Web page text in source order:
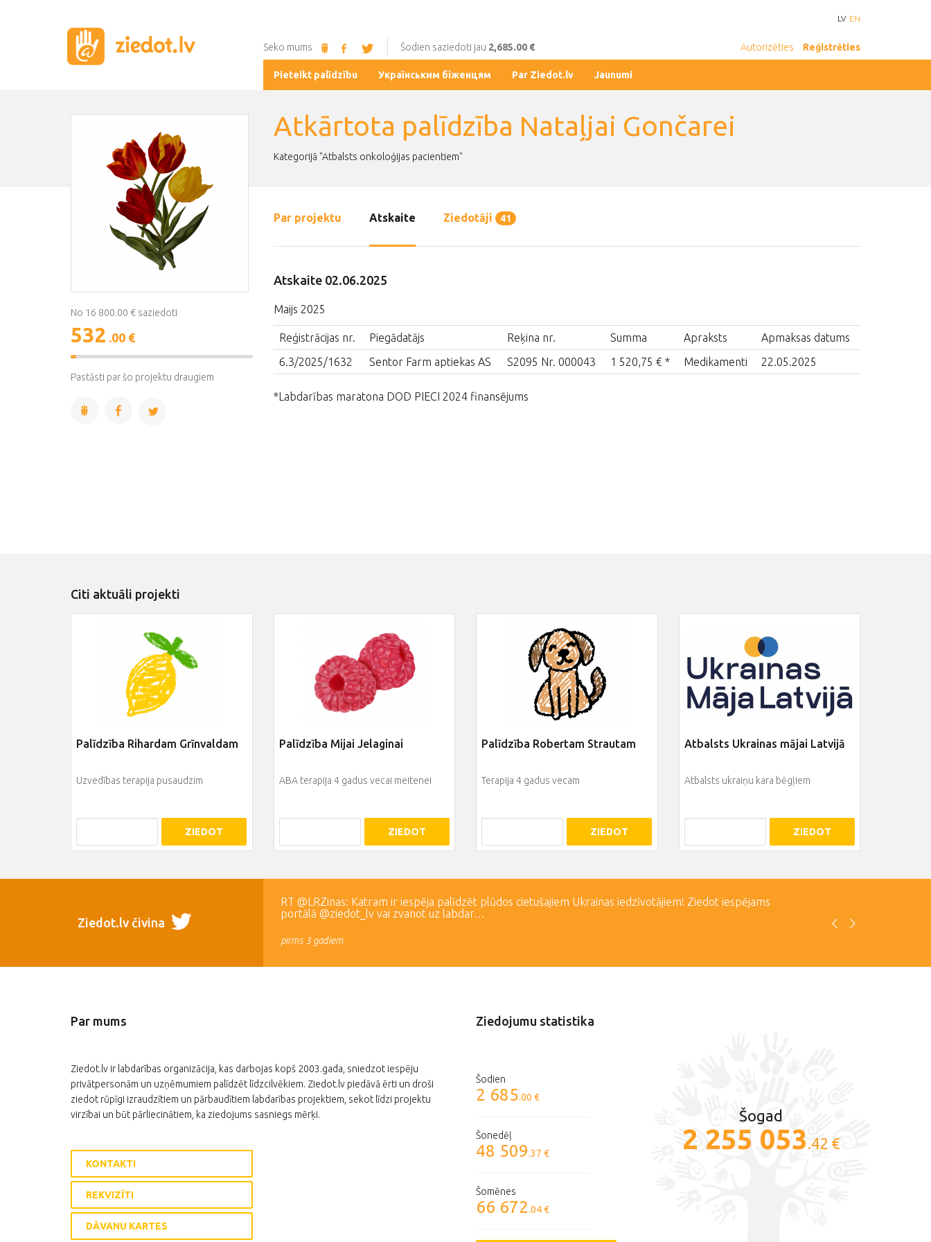
LV EN
Seko mums Šodien saziedoti jau 2,685.00 € Autorizēties Reģistrēties
Pieteikt palīdzību Українським біженцям Par Ziedot.lv Jaunumi
Atkārtota palīdzība Nataļjai Gončarei
Kategorijā "Atbalsts onkoloģijas pacientiem"
No 16 800.00 € saziedoti
532 .00 €
3%
Complete
Pastāsti par šo projektu draugiem
Par projektu Atskaite Ziedotāji 41
Atskaite 02.06.2025
Maijs 2025
Reģistrācijas nr. Piegādatājs Reķina nr. Summa Apraksts
Apmaksas datums
6.3/2025/1632
Sentor Farm aptiekas AS S2095 Nr. 000043 1 520,75 € * Medikamenti 22.05.2025
*Labdarības maratona DOD PIECI 2024 finansējums
Citi aktuāli projekti
Palīdzība Rihardam Grīnvaldam
Uzvedības terapija pusaudzim
ZIEDOT
Palīdzība Mijai Jelaginai
ABA terapija 4 gadus vecai meitenei
ZIEDOT
Palīdzība Robertam Strautam
Terapija 4 gadus vecam
ZIEDOT
Atbalsts Ukrainas mājai Latvijā
Atbalsts ukraiņu kara bēgļiem
ZIEDOT
Ziedot.lv čivina
RT @LRZinas: Katram ir iespēja palīdzēt plūdos cietušajiem Ukrainas iedzīvotājiem! Ziedot iespējams
portālā @ziedot_lv vai zvanot uz labdar…
pirms 3 gadiem
Par mums
Ziedot.lv ir labdarības organizācija, kas darbojas kopš 2003.gada, sniedzot iespēju
privātpersonām un uzņēmumiem palīdzēt līdzcilvēkiem. Ziedot.lv piedāvā ērti un droši
ziedot rūpīgi izraudzītiem un pārbaudītiem labdarības projektiem, sekot līdzi projektu
virzībai un būt pārliecinātiem, ka ziedojums sasniegs mērķi.
KONTAKTI
REKVIZĪTI
DĀVANU KARTES
Ziedojumu statistika
Šodien
2 685.00 €
Šonedēļ
48 509.37 €
Šomēnes
66 672.04 €
Šogad
2 255 053.42 €